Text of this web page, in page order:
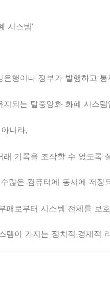
시스템’
행이나 정부가 발행하고
되는 탈중앙화 화폐 시스템
니라,
기록을 조작할 수 없도록
많은 컴퓨터에 동시에 저장
패로부터 시스템 전체를 보
템이 가지는 정치적·경제적